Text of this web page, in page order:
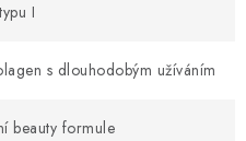
I
s dlouhodobým užíváním
beauty formule